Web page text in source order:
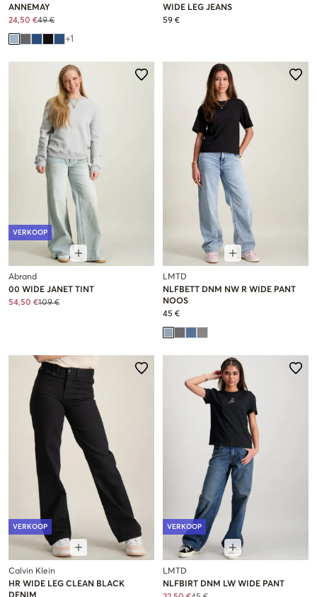
ANNEMAY
24,50 €49 €
+1
WIDE LEG JEANS
59 €
VERKOOP
Abrand
00 WIDE JANET TINT
54,50 €109 €
LMTD
NLFBETT DNM NW R WIDE PANT
NOOS
45 €
VERKOOP
Calvin Klein
HR WIDE LEG CLEAN BLACK
VERKOOP
LMTD
NLFBIRT DNM LW WIDE PANT